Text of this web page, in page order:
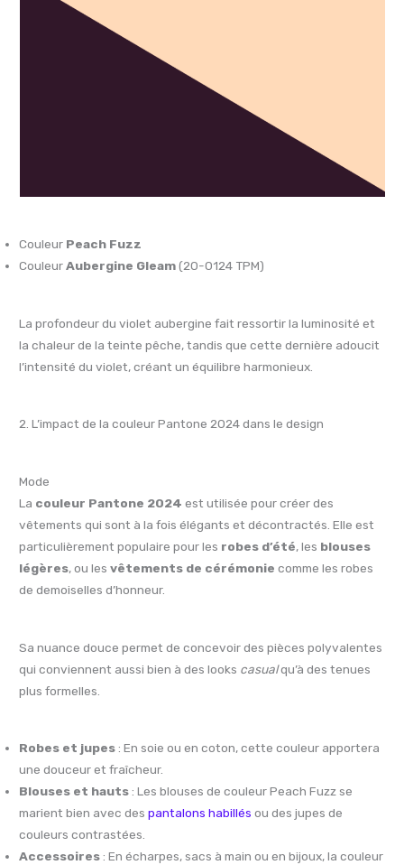
Couleur Peach Fuzz
CouleurAubergine Gleam(20-0124 TPM)
La profondeur du violet aubergine fait ressortir la luminosité et
la chaleur de la teinte pêche, tandis que cette dernière adoucit
l’intensité du violet, créant un équilibre harmonieux.
2. L’impact de la couleur Pantone 2024 dans le design
Mode
La couleur Pantone 2024 est utilisée pour créer des
vêtements qui sont à la fois élégants et décontractés. Elle est
particulièrement populaire pour les robes d’été, les blouses
légères, ou lesvêtements de cérémonie comme les robes
de demoiselles d’honneur.
Sa nuance douce permet de concevoir des pièces polyvalentes
qui conviennent aussi bien à des looks casualqu’à des tenues
plus formelles.
Robes et jupes: En soie ou en coton, cette couleur apportera
une douceur et fraîcheur.
Blouses et hauts: Les blouses de couleur Peach Fuzz se
marient bien avec despantalons habillés ou des jupes de
couleurs contrastées.
Accessoires: En écharpes, sacs à main ou en bijoux, la couleur